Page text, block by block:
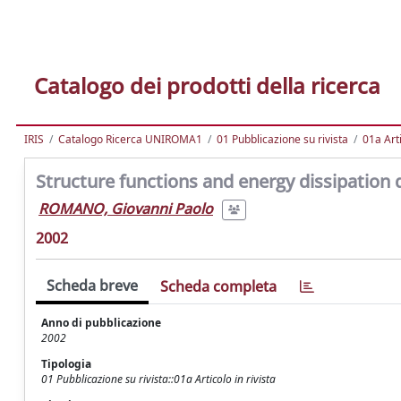
Catalogo dei prodotti della ricerca
IRIS Catalogo Ricerca UNIROMA1 01 Pubblicazione su rivista 01a
Structure functions and energy dissipation
ROMANO, Giovanni Paolo
2002
Scheda breve Scheda completa
Anno di pubblicazione
2002
Tipologia
01 Pubblicazione su rivista::01a Articolo in rivista